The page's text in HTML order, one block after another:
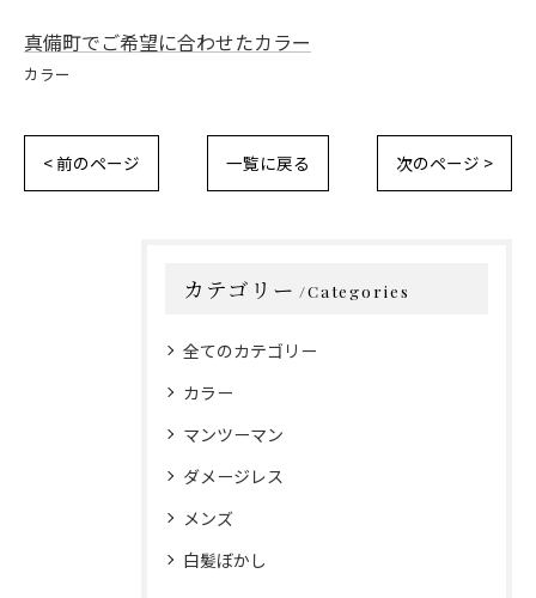
真備町でご希望に合わせたカラー
カラー
< 前のページ 一覧に戻る 次のページ >
カテゴリー Categories
全てのカテゴリー
カラー
マンツーマン
ダメージレス
メンズ
白髪ぼかし